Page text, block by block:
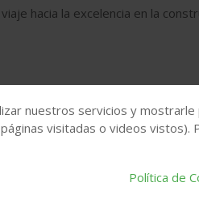
hacia la excelencia en la
nuestros servicios y
visitadas o videos
Política de